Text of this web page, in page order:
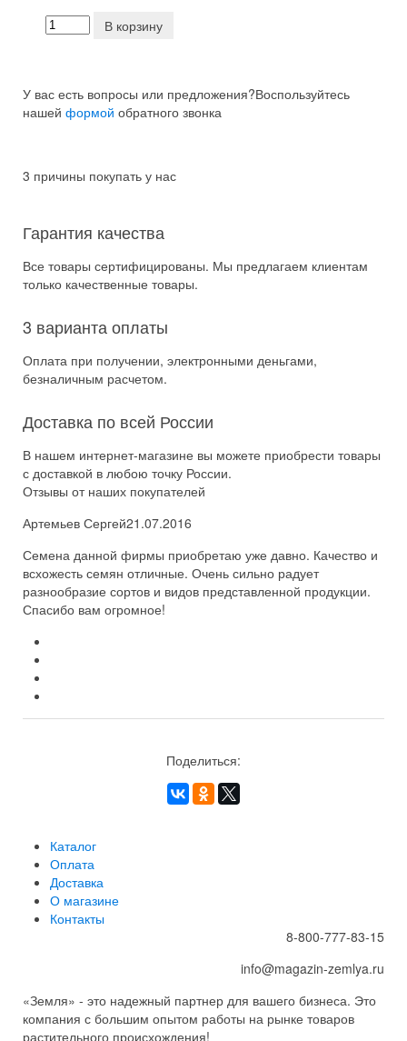
В корзину
У вас есть вопросы или предложения?Воспользуйтесь
нашей формой обратного звонка
3 причины покупать у нас
Гарантия качества
Все товары сертифицированы. Мы предлагаем клиентам
только качественные товары.
3 варианта оплаты
Оплата при получении, электронными деньгами,
безналичным расчетом.
Доставка по всей России
В нашем интернет-магазине вы можете приобрести товары
с доставкой в любою точку России.
Отзывы от наших покупателей
Артемьев Сергей21.07.2016
Семена данной фирмы приобретаю уже давно. Качество и
всхожесть семян отличные. Очень сильно радует
разнообразие сортов и видов представленной продукции.
Спасибо вам огромное!
Поделиться:
Каталог
Оплата
Доставка
О магазине
Контакты
8-800-777-83-15
info@magazin-zemlya.ru
«Земля» - это надежный партнер для вашего бизнеса. Это
компания с большим опытом работы на рынке товаров
растительного происхождения!